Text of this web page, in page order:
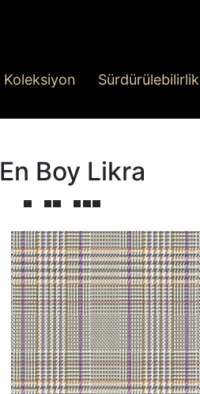
Koleksiyon Sürdürülebilirlik
En Boy Likra